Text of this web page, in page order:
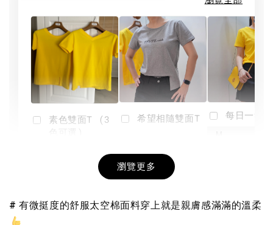
素色雙面T (3
+
希望相隨雙面T
NT$ 190
-
每日一笑
瀏覽更多
# 有微挺度的舒服太空棉面料穿上就是親膚感滿滿的溫柔